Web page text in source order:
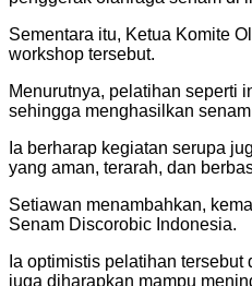
Sementara itu, Ketua Komite
workshop tersebut.
Menurutnya, pelatihan seperti
sehingga menghasilkan
Ia berharap kegiatan serupa
yang aman, terarah, dan
Setiawan menambahkan,
Senam Discorobic Indonesia.
Ia optimistis pelatihan
juga diharapkan mampu